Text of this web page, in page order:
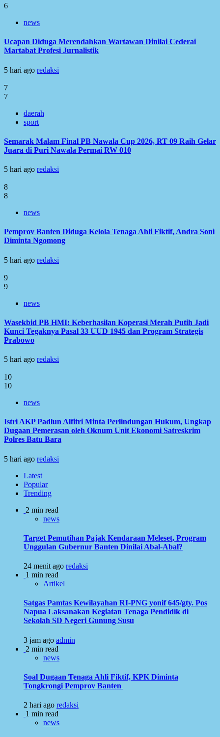
6
news
Ucapan Diduga Merendahkan Wartawan Dinilai Cederai
Martabat Profesi Jurnalistik
5 hari ago redaksi
7
7
daerah
sport
Semarak Malam Final PB Nawala Cup 2026, RT 09 Raih Gelar
Juara di Puri Nawala Permai RW 010
5 hari ago redaksi
8
8
news
Pemprov Banten Diduga Kelola Tenaga Ahli Fiktif, Andra Soni
Diminta Ngomong
5 hari ago redaksi
9
9
news
Wasekbid PB HMI: Keberhasilan Koperasi Merah Putih Jadi
Kunci Tegaknya Pasal 33 UUD 1945 dan Program Strategis
Prabowo
5 hari ago redaksi
10
10
news
Istri AKP Padlun Alfitri Minta Perlindungan Hukum, Ungkap
Dugaan Pemerasan oleh Oknum Unit Ekonomi Satreskrim
Polres Batu Bara
5 hari ago redaksi
Latest
Popular
Trending
2 min read
news
Target Pemutihan Pajak Kendaraan Meleset, Program
Unggulan Gubernur Banten Dinilai Abal-Abal?
24 menit ago redaksi
1 min read
Artikel
Satgas Pamtas Kewilayahan RI-PNG yonif 645/gty. Pos
Napua Laksanakan Kegiatan Tenaga Pendidik di
Sekolah SD Negeri Gunung Susu
3 jam ago admin
2 min read
news
Soal Dugaan Tenaga Ahli Fiktif, KPK Diminta
Tongkrongi Pemprov Banten
2 hari ago redaksi
1 min read
news